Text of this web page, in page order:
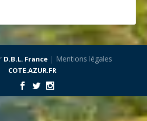
D.B.L. France| Mentions légales
COTE.AZUR.FR